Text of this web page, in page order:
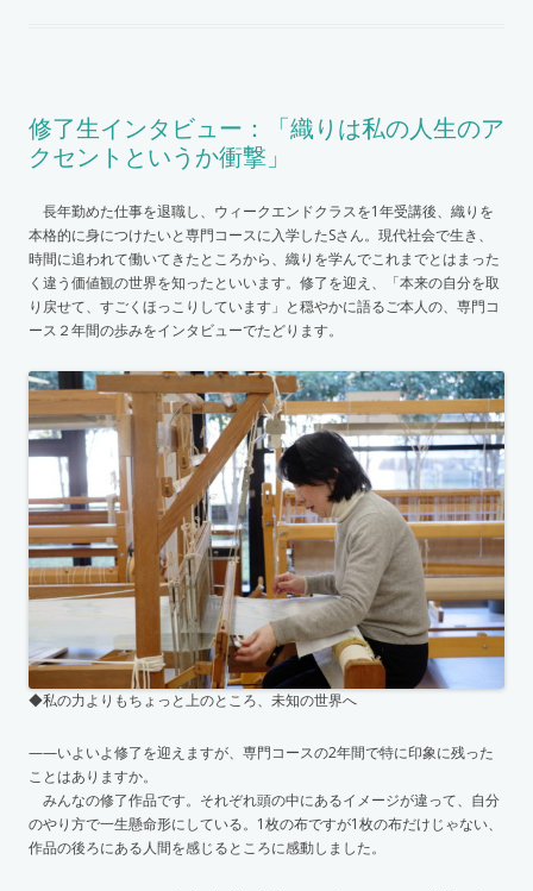
修了生インタビュー：「織りは私の人生のア
クセントというか衝撃」
長年勤めた仕事を退職し、ウィークエンドクラスを1年受講後、織りを
本格的に身につけたいと専門コースに入学したSさん。現代社会で生き、
時間に追われて働いてきたところから、織りを学んでこれまでとはまった
く違う価値観の世界を知ったといいます。修了を迎え、「本来の自分を取
り戻せて、すごくほっこりしています」と穏やかに語るご本人の、専門コ
ース２年間の歩みをインタビューでたどります。
◆私の力よりもちょっと上のところ、未知の世界へ
——いよいよ修了を迎えますが、専門コースの2年間で特に印象に残った
ことはありますか。
みんなの修了作品です。それぞれ頭の中にあるイメージが違って、自分
のやり方で一生懸命形にしている。1枚の布ですが1枚の布だけじゃない、
作品の後ろにある人間を感じるところに感動しました。